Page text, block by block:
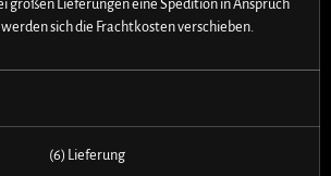
großen Lieferungen eine Spedition in Anspruch
sich die Frachtkosten verschieben.
(6) Lieferung